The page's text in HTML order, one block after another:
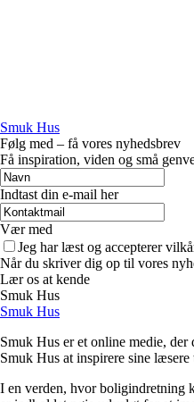
Smuk Hus
Følg med – få vores nyhedsbrev
Få inspiration, viden og små
Indtast din e-mail her
Vær med
Jeg har læst og accepterer
Når du skriver dig op til vores
Lær os at kende
Smuk Hus
Smuk Hus
Smuk Hus er et online medie,
Smuk Hus at inspirere sine
I en verden, hvor boligindretning